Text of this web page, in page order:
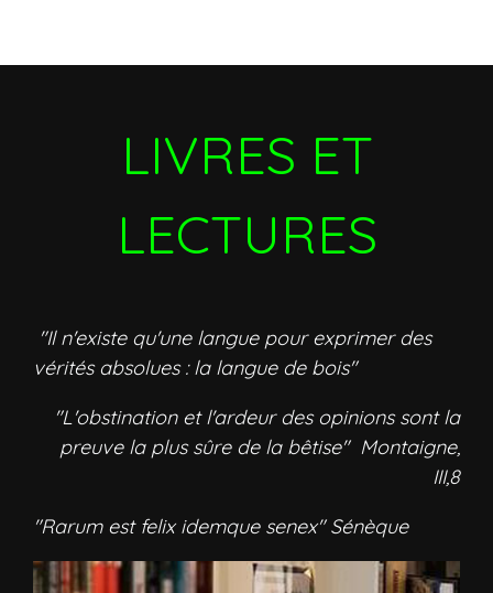
LIVRES ET
LECTURES
"Il n'existe qu'une langue pour exprimer des
vérités absolues : la langue de bois"
"L'obstination et l'ardeur des opinions sont la
preuve la plus sûre de la bêtise" Montaigne,
III,8
"Rarum est felix idemque senex" Sénèque